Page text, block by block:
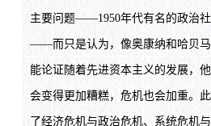
主要问题——1950年代有名的政治
——而只是认为，像奥康纳和哈贝
能论证随着先进资本主义的发展，
会变得更加糟糕，危机也会加重。
了经济危机与政治危机、系统危机